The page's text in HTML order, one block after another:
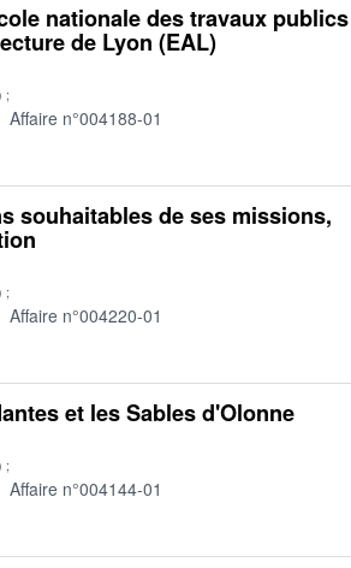
nationale des travaux publics
de Lyon (EAL)
Affaire n°004188-01
souhaitables de ses missions,
Affaire n°004220-01
et les Sables d'Olonne
Affaire n°004144-01